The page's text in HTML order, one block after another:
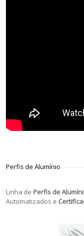
Perfis de Alumínio
Linha de Perfis de
Automatizados e